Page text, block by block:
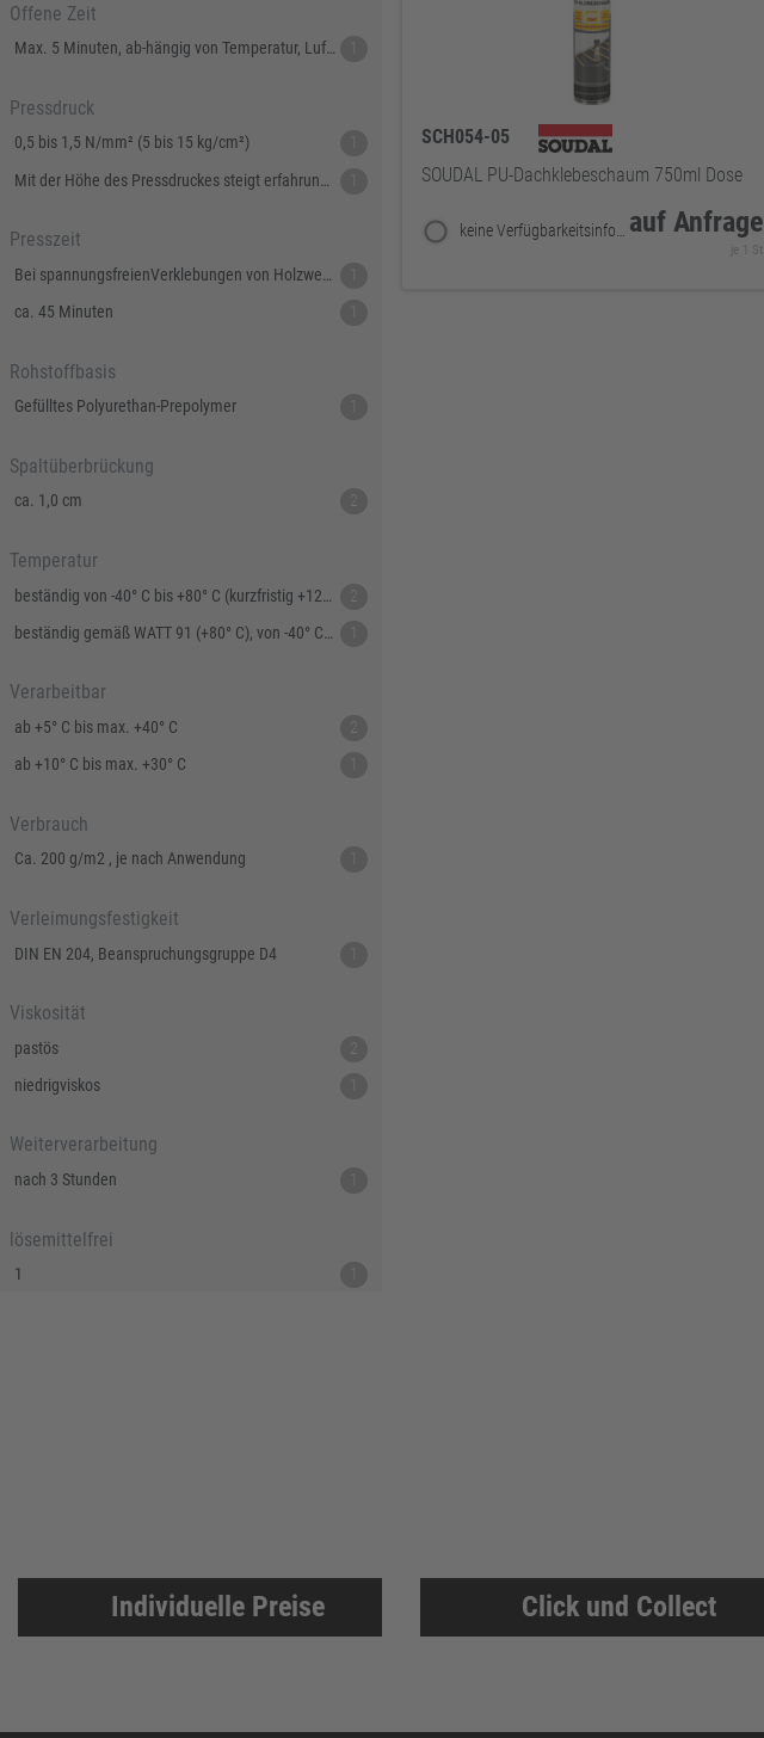
Offene Zeit
Max. 5 Minuten, ab-hängig von Temperatur, Luft- und Materialfeuchtigkeit.
Pressdruck
0,5 bis 1,5 N/mm² (5 bis 15 kg/cm²)
Mit der Höhe des Pressdruckes steigt erfahrungsgemäß die Endfestigkeit. Max. 0,8 N/mm²
Presszeit
Bei spannungsfreienVerklebungen von Holzwerkstoffenab 9 min. Bei spannungsreichen Verklebungen oder anderen Materialien länger.
ca. 45 Minuten
Rohstoffbasis
Gefülltes Polyurethan-Prepolymer
Spaltüberbrückung
ca. 1,0 cm 2
Temperatur
beständig von -40° C bis +80° C (kurzfristig +120° C)
2
beständig gemäß WATT 91 (+80° C), von -40° C bis +120° C (kurzfristig +140° C)
Verarbeitbar
ab +5° C bis max. +40° C
2
ab +10° C bis max. +30° C
Verbrauch
Ca. 200 g/m2 , je nach Anwendung
Verleimungsfestigkeit
DIN EN 204, Beanspruchungsgruppe D4
Viskosität
pastös
2
niedrigviskos
Weiterverarbeitung
nach 3 Stunden
lösemittelfrei
1
SCH054-05
SOUDAL PU-Dachklebeschaum 750ml Dose
keine Verfügbarkeitsinformationen auf Anfrage
je 1 St
Individuelle Preise Click und Collect